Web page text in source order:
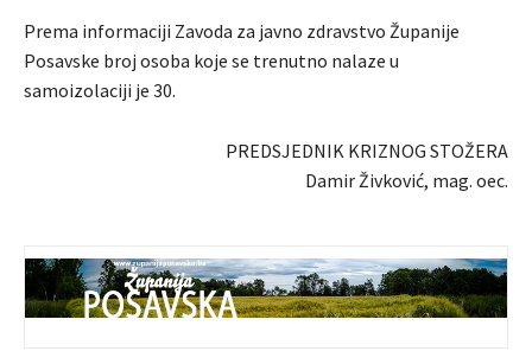
Prema informaciji Zavoda za javno zdravstvo Županije
Posavske broj osoba koje se trenutno nalaze u
samoizolaciji je 30.
PREDSJEDNIK KRIZNOG STOŽERA
Damir Živković, mag. oec.